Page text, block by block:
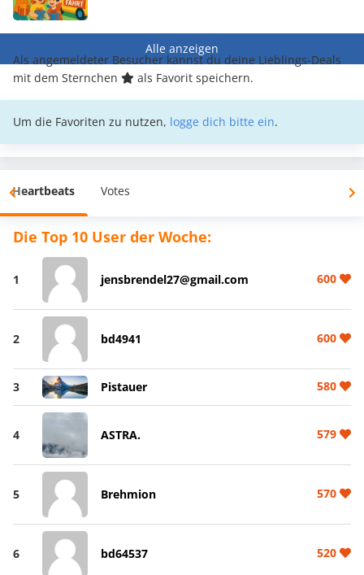
Alle anzeigen
Als angemeldeter Besucher kannst du deine Lieblings-Deals
mit dem Sternchen
als Favorit speichern.
Um die Favoriten zu nutzen, logge dich bitte ein.
Heartbeats Votes
Die Top 10 User der Woche:
1 jensbrendel27@gmail.com 600
2 bd4941 600
3 Pistauer 580
4 ASTRA. 579
5 Brehmion 570
6 bd64537 520